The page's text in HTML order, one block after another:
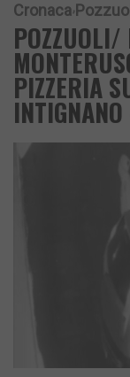
Cronaca
PIZZERIA